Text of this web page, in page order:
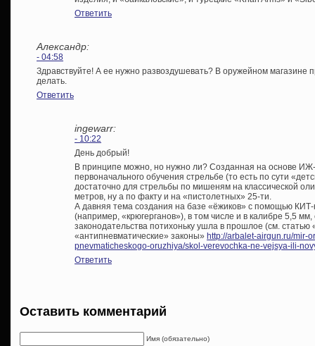
Ответить
Александр:
- 04:58
Здравствуйте! А ее нужно развоздушевать? В оружейном магазине
делать.
Ответить
ingewarr:
- 10:22
День добрый!
В принципе можно, но нужно ли? Созданная на основе
первоначального обучения стрельбе (то есть по сути
достаточно для стрельбы по мишеням на классической
метров, ну а по факту и на «пистолетных» 25-ти.
А давняя тема создания на базе «ёжиков» с помощью
(например, «крюгерганов»), в том числе и в калибре 5,5
законодательства потихоньку ушла в прошлое (см.
«антипневматические» законы» http://arbalet-airgun.ru/mir-
pnevmaticheskogo-oruzhiya/skol-verevochka-ne-vejsya-ili-
Ответить
Оставить комментарий
Имя (обязательно)